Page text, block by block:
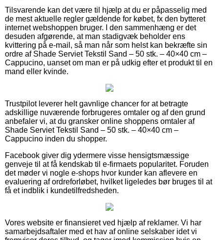
Tilsvarende kan det være til hjælp at du er påpasselig med
de mest aktuelle regler gældende for købet, fx den bytteret
internet webshoppen bruger. I den sammenhæng er det
desuden afgørende, at man stadigvæk beholder ens
kvittering på e-mail, så man når som helst kan bekræfte sin
ordre af Shade Serviet Tekstil Sand – 50 stk. – 40×40 cm –
Cappucino, uanset om man er på udkig efter et produkt til en
mand eller kvinde.
Trustpilot leverer helt gavnlige chancer for at betragte
adskillige nuværende forbrugeres omtaler og af den grund
anbefaler vi, at du gransker online shoppens omtaler af
Shade Serviet Tekstil Sand – 50 stk. – 40×40 cm –
Cappucino inden du shopper.
Facebook giver dig ydermere visse hensigtsmæssige
genveje til at få kendskab til e-firmaets popularitet. Foruden
det møder vi nogle e-shops hvor kunder kan aflevere en
evaluering af ordreforløbet, hvilket ligeledes bør bruges til at
få et indblik i kundetilfredsheden.
Vores website er finansieret ved hjælp af reklamer. Vi har
samarbejdsaftaler med et hav af online selskaber idet vi